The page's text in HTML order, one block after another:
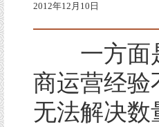
2012年12月10日
一方面是
商运营经验
无法解决数